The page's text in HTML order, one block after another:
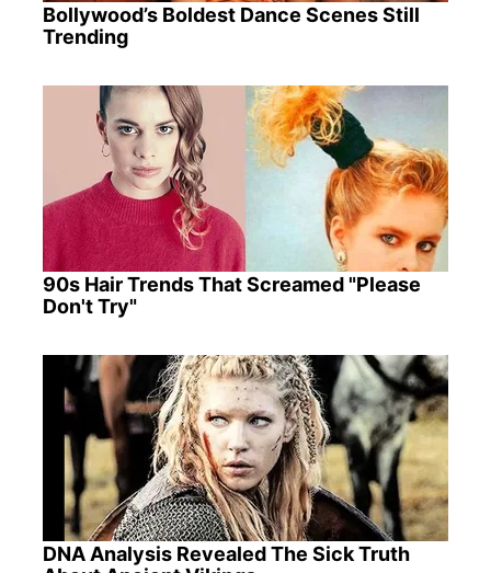
Bollywood’s Boldest Dance Scenes Still
Trending
90s Hair Trends That Screamed "Please
Don't Try"
DNA Analysis Revealed The Sick Truth